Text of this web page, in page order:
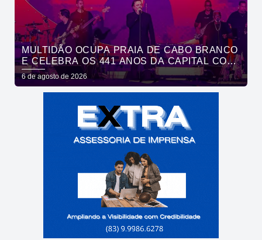
MULTIDÃO OCUPA PRAIA DE CABO BRANCO
E CELEBRA OS 441 ANOS DA CAPITAL COM
SHOWS DE ROUPA NOVA E FÁBIO JR
6 de agosto de 2026